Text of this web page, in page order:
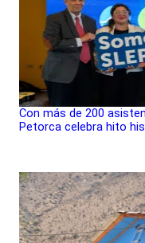
Con más de 200
Petorca celebra hito